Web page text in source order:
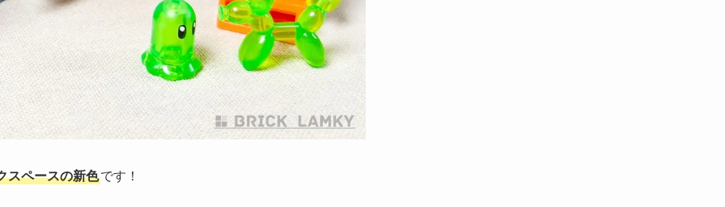
スペースの新色です！